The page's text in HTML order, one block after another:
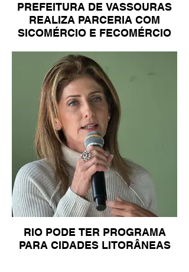
PREFEITURA DE VASSOURAS
REALIZA PARCERIA COM
SICOMÉRCIO E FECOMÉRCIO
RIO PODE TER PROGRAMA
PARA CIDADES LITORÂNEAS